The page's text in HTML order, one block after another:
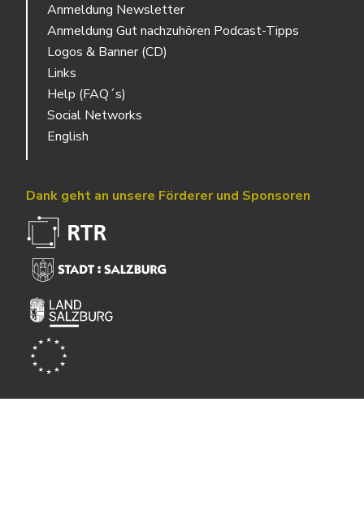
Anmeldung Newsletter
Anmeldung Gut nachzuhören Podcast-Tipps
Logos & Banner (CD)
Links
Help (FAQ´s)
Social Networks
English
Dank geht an unsere Förderer und Sponsoren